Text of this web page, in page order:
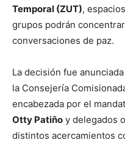
Temporal (ZUT),
grupos podrán
conversaciones de paz.
La decisión fue
la Consejería
encabezada por el
Otty Patiño y delegados
distintos acercamientos